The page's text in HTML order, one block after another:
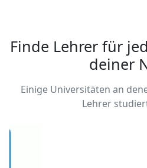
Finde Lehrer für
deiner
Einige Universitäten an
Lehrer